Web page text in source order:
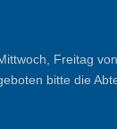
Freitag
bitte die